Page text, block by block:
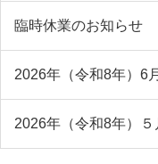
臨時休業のお知らせ
2026年（令和8年）6
2026年（令和8年）